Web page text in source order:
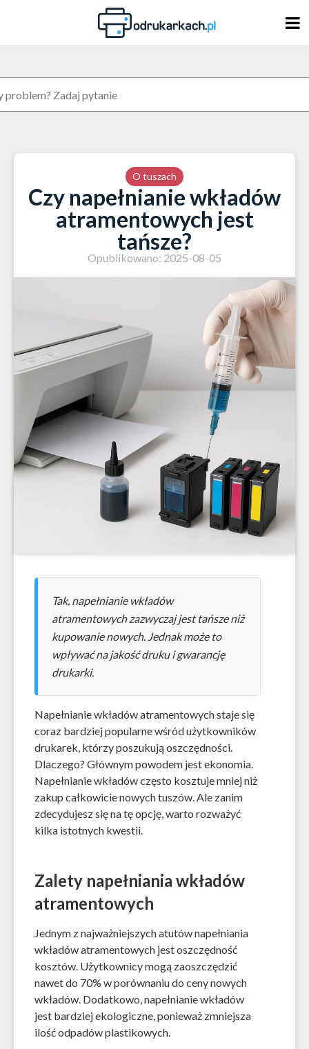
O tuszach
Czy napełnianie wkładów
atramentowych jest
tańsze?
Opublikowano: 2025-08-05
Tak, napełnianie wkładów
atramentowych zazwyczaj jest tańsze niż
kupowanie nowych. Jednak może to
wpływać na jakość druku i gwarancję
drukarki.
Napełnianie wkładów atramentowych staje się
coraz bardziej popularne wśród użytkowników
drukarek, którzy poszukują oszczędności.
Dlaczego? Głównym powodem jest ekonomia.
Napełnianie wkładów często kosztuje mniej niż
zakup całkowicie nowych tuszów. Ale zanim
zdecydujesz się na tę opcję, warto rozważyć
kilka istotnych kwestii.
Zalety napełniania wkładów
atramentowych
Jednym z najważniejszych atutów napełniania
wkładów atramentowych jest oszczędność
kosztów. Użytkownicy mogą zaoszczędzić
nawet do 70% w porównaniu do ceny nowych
wkładów. Dodatkowo, napełnianie wkładów
jest bardziej ekologiczne, ponieważ zmniejsza
ilość odpadów plastikowych.